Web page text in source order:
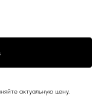
актуальную цену.